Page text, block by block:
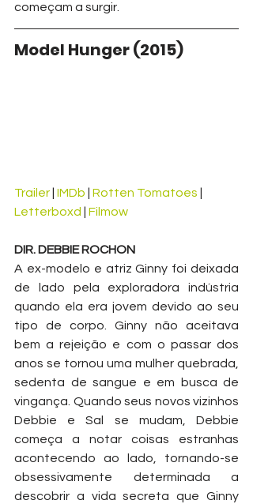
começam a surgir.
Model Hunger (2015)
Trailer IMDb Rotten Tomatoes
Letterboxd
Filmow
DIR. DEBBIE ROCHON
A ex-modelo e atriz Ginny foi deixada
de lado pela exploradora indústria
quando ela era jovem devido ao seu
tipo de corpo. Ginny não aceitava
bem a rejeição e com o passar dos
anos se tornou uma mulher quebrada,
sedenta de sangue e em busca de
vingança. Quando seus novos vizinhos
Debbie e Sal se mudam, Debbie
começa a notar coisas estranhas
acontecendo ao lado, tornando-se
obsessivamente determinada a
descobrir a vida secreta que Ginny